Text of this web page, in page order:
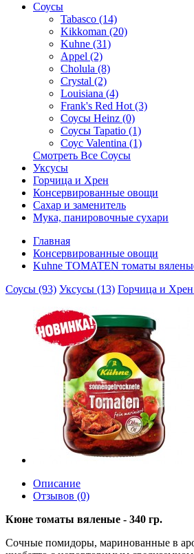
Соусы
Tabasco (14)
Kikkoman (20)
Kuhne (31)
Appel (2)
Cholula (8)
Crystal (2)
Louisiana (4)
Frank's Red Hot (3)
Соусы Heinz (0)
Соусы Tapatio (1)
Соус Valentina (1)
Смотреть Все Соусы
Уксусы
Горчица и Хрен
Консервированные овощи
Сахар и заменитель
Мука, панировочные сухари
Главная
Консервированные овощи
Kuhne TOMATEN томаты
Соусы (93) Уксусы (13) Горчица и
Описание
Отзывов (0)
Кюне томаты вяленые - 340 гр.
Сочные помидоры, маринованные в